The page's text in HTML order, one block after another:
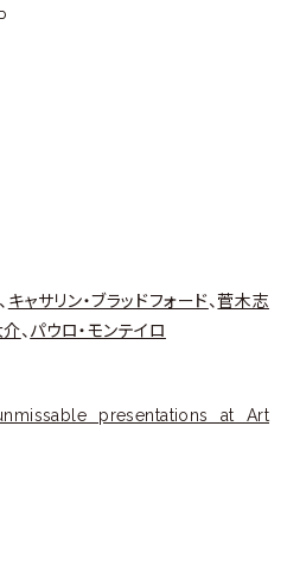
、 キャサリン・ブラッドフォード、菅木志
介、 パウロ・モンテイロ
presentations at Art